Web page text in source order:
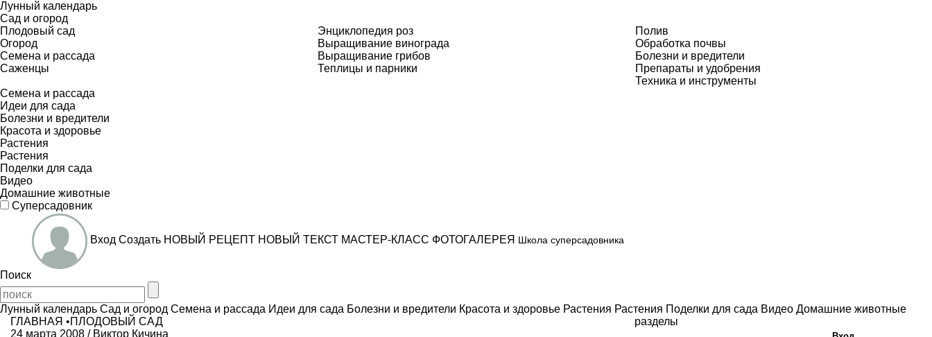
Лунный календарь
Сад и огород
Плодовый сад
Огород
Семена и рассада
Саженцы
Энциклопедия роз
Выращивание винограда
Выращивание грибов
Теплицы и парники
Полив
Обработка почвы
Болезни и вредители
Препараты и удобрения
Техника и инструменты
Семена и рассада
Идеи для сада
Болезни и вредители
Красота и здоровье
Растения
Растения
Поделки для сада
Видео
Домашние животные
Суперсадовник
Вход Создать НОВЫЙ РЕЦЕПТ НОВЫЙ ТЕКСТ МАСТЕР-КЛАСС ФОТОГАЛЕРЕЯ Школа суперсадовника
Поиск
Лунный календарь Сад и огород Семена и рассада Идеи для сада Болезни и вредители Красота и здоровье Растения Растения Поделки для сада Видео Домашние животные
ГЛАВНАЯ •ПЛОДОВЫЙ САД
24 марта 2008 / Виктор Кичина
разделы